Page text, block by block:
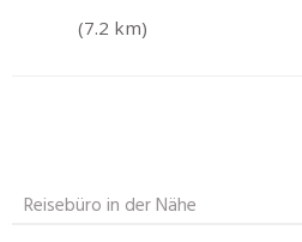
(7.2 km)
Reisebüro in der Nähe